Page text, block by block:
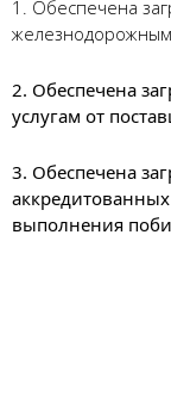
1. Обеспечена
2. Обеспечена
услугам от
3. Обеспечена
выполнения